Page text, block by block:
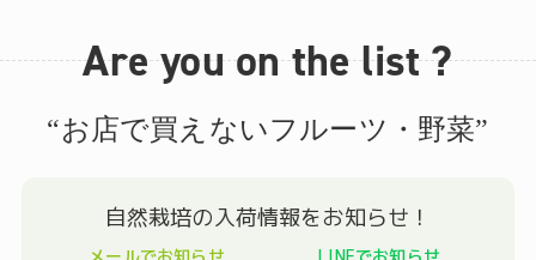
Are you on the list ?
“お店で買えないフルーツ・野菜”